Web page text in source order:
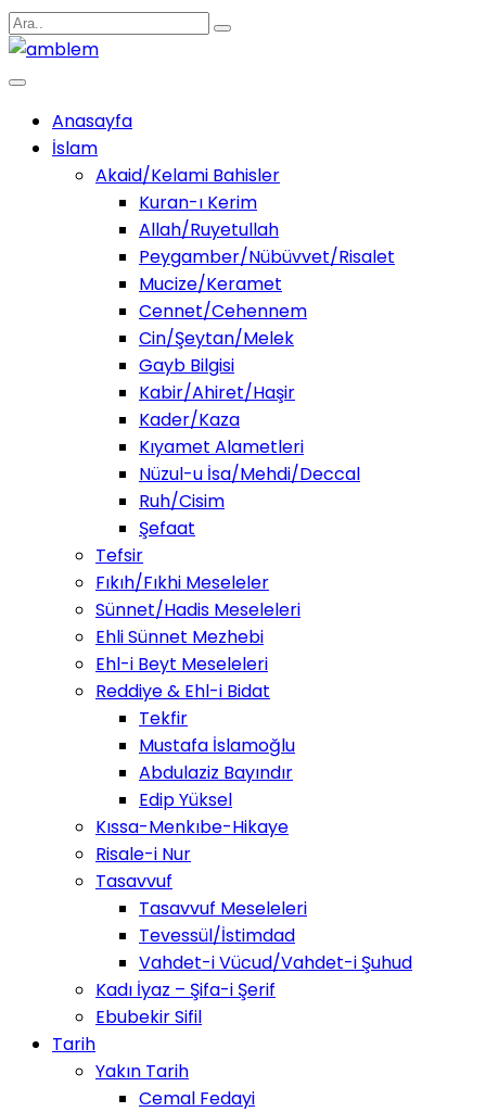
Anasayfa
İslam
Akaid/Kelami Bahisler
Kuran-ı Kerim
Allah/Ruyetullah
Peygamber/Nübüvvet/Risalet
Mucize/Keramet
Cennet/Cehennem
Cin/Şeytan/Melek
Gayb Bilgisi
Kabir/Ahiret/Haşir
Kader/Kaza
Kıyamet Alametleri
Nüzul-u İsa/Mehdi/Deccal
Ruh/Cisim
Şefaat
Tefsir
Fıkıh/Fıkhi Meseleler
Sünnet/Hadis Meseleleri
Ehli Sünnet Mezhebi
Ehl-i Beyt Meseleleri
Reddiye & Ehl-i Bidat
Tekfir
Mustafa İslamoğlu
Abdulaziz Bayındır
Edip Yüksel
Kıssa-Menkıbe-Hikaye
Risale-i Nur
Tasavvuf
Tasavvuf Meseleleri
Tevessül/İstimdad
Vahdet-i Vücud/Vahdet-i Şuhud
Kadı İyaz – Şifa-i Şerif
Ebubekir Sifil
Tarih
Yakın Tarih
Cemal Fedayi